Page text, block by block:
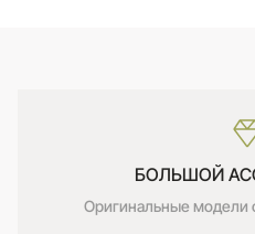
БОЛЬШОЙ
Оригинальные модели